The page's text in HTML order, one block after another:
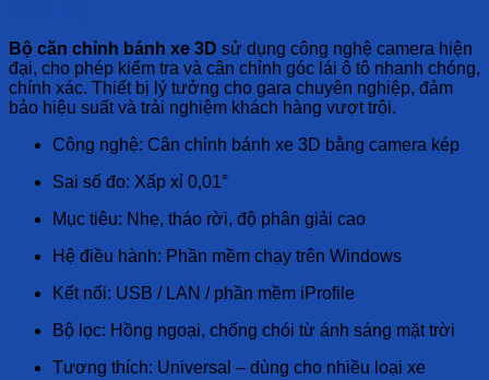
Bộ căn chỉnh bánh xe 3D sử dụng công nghệ camera hiện
đại, cho phép kiểm tra và cân chỉnh góc lái ô tô nhanh chóng,
chính xác. Thiết bị lý tưởng cho gara chuyên nghiệp, đảm
bảo hiệu suất và trải nghiệm khách hàng vượt trội.
Công nghệ: Cân chỉnh bánh xe 3D bằng camera kép
Sai số đo: Xấp xỉ 0,01°
Mục tiêu: Nhẹ, tháo rời, độ phân giải cao
Hệ điều hành: Phần mềm chạy trên Windows
Kết nối: USB / LAN / phần mềm iProfile
Bộ lọc: Hồng ngoại, chống chói từ ánh sáng mặt trời
Tương thích: Universal – dùng cho nhiều loại xe